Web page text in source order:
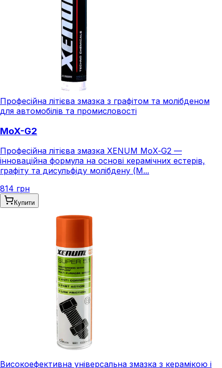
Професійна літієва змазка з графітом та молібденом
для автомобілів та промисловості
MoX-G2
Професійна літієва змазка XENUM MoX‑G2 —
інноваційна формула на основі керамічних естерів,
графіту та дисульфіду молібдену (M...
814 грн
Купити
Високоефективна універсальна змазка з керамікою і